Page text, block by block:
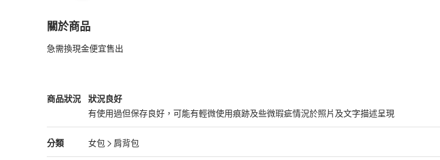
關於商品
關於MCM 手提斜背包
急需換現金便宜售出
商品狀況
MCM女包 商品狀態與細節
狀況良好
有使用過但保存良好，可能有輕微使用痕跡及些微瑕疵情況於照片及文字描述呈現
狀況良好
分類
MCM 分類資訊
女包
肩背包
女包/肩背包推薦